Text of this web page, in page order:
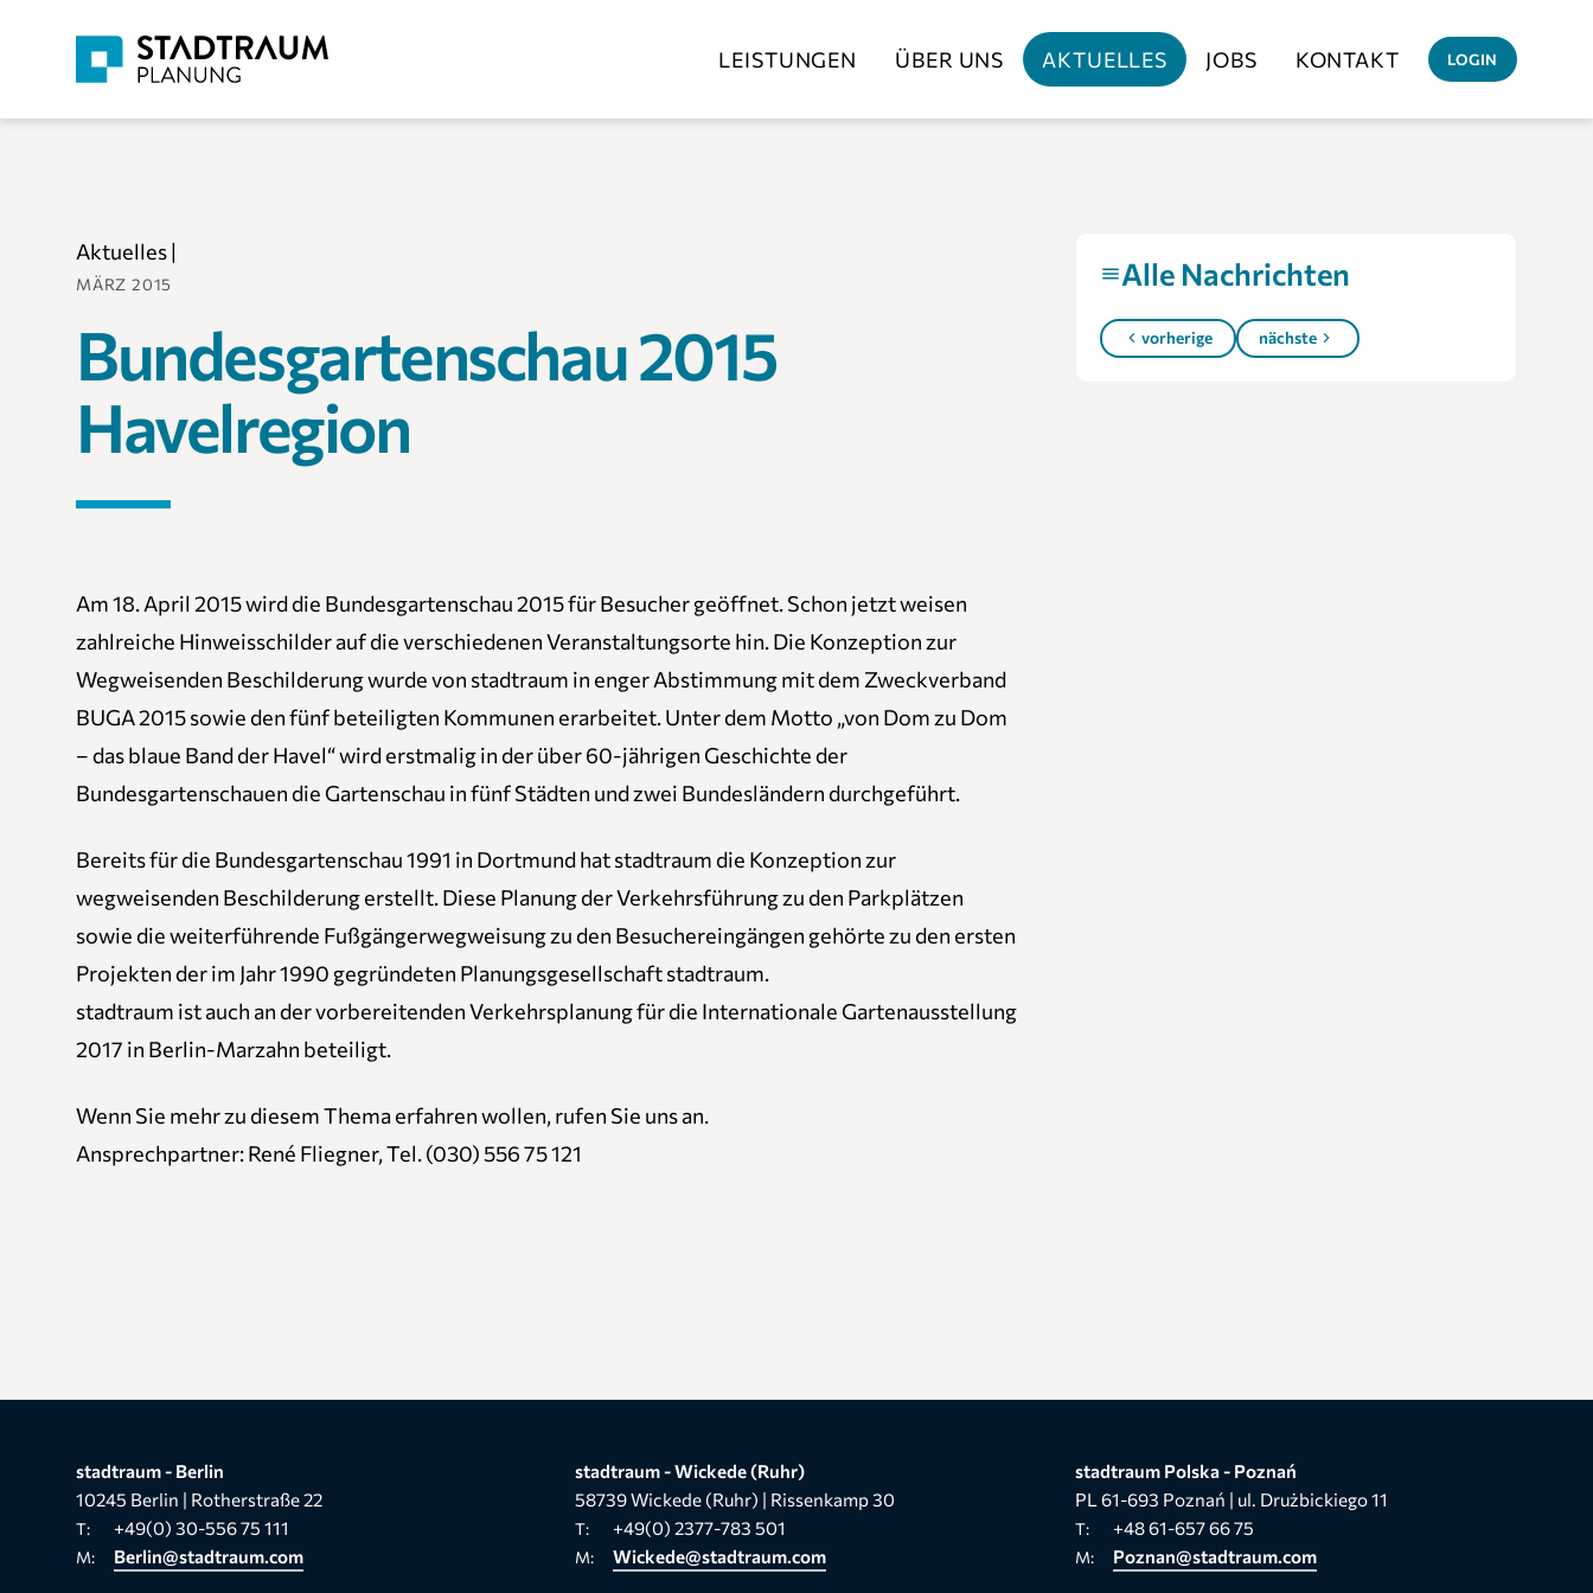
LEISTUNGEN ÜBER UNS AKTUELLES JOBS KONTAKT LOGIN
Aktuelles|
MÄRZ 2015
Bundesgartenschau 2015
Havelregion
Am 18. April 2015 wird die Bundesgartenschau 2015 für Besucher geöffnet. Schon jetzt weisen
zahlreiche Hinweisschilder auf die verschiedenen Veranstaltungsorte hin. Die Konzeption zur
Wegweisenden Beschilderung wurde von stadtraum in enger Abstimmung mit dem Zweckverband
BUGA 2015 sowie den fünf beteiligten Kommunen erarbeitet. Unter dem Motto „von Dom zu Dom
– das blaue Band der Havel“ wird erstmalig in der über 60-jährigen Geschichte der
Bundesgartenschauen die Gartenschau in fünf Städten und zwei Bundesländern durchgeführt.
Bereits für die Bundesgartenschau 1991 in Dortmund hat stadtraum die Konzeption zur
wegweisenden Beschilderung erstellt. Diese Planung der Verkehrsführung zu den Parkplätzen
sowie die weiterführende Fußgängerwegweisung zu den Besuchereingängen gehörte zu den ersten
Projekten der im Jahr 1990 gegründeten Planungsgesellschaft stadtraum.
stadtraum ist auch an der vorbereitenden Verkehrsplanung für die Internationale Gartenausstellung
2017 in Berlin-Marzahn beteiligt.
Wenn Sie mehr zu diesem Thema erfahren wollen, rufen Sie uns an.
Ansprechpartner: René Fliegner, Tel. (030) 556 75 121
Alle Nachrichten
vorherige nächste
stadtraum - Berlin
10245 Berlin | Rotherstraße 22
T: +49(0) 30-556 75 111
M: Berlin@stadtraum.com
stadtraum - Wickede (Ruhr)
58739 Wickede (Ruhr) | Rissenkamp 30
T: +49(0) 2377-783 501
M: Wickede@stadtraum.com
stadtraum Polska - Poznań
PL 61-693 Poznań | ul. Drużbickiego 11
T: +48 61-657 66 75
M: Poznan@stadtraum.com